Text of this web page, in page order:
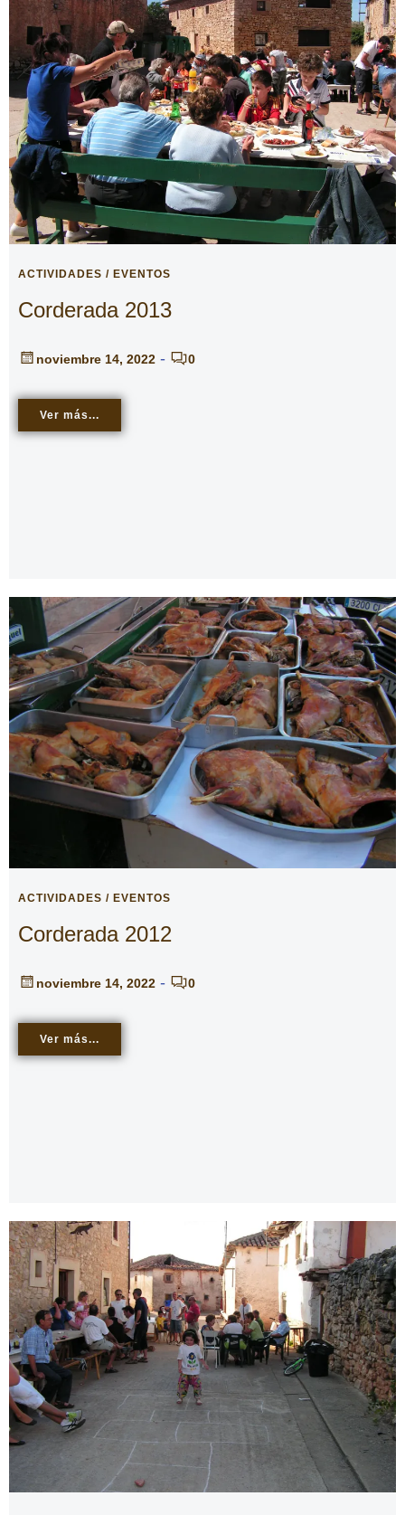
ACTIVIDADES / EVENTOS
Corderada 2013
noviembre 14, 2022 - 0
Ver más...
ACTIVIDADES / EVENTOS
Corderada 2012
noviembre 14, 2022 - 0
Ver más...